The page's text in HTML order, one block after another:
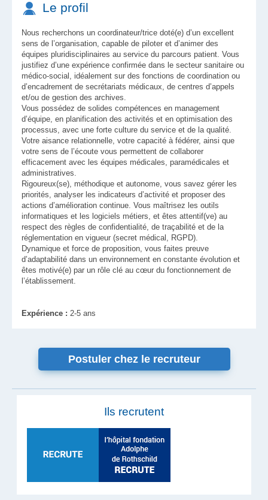
Le profil
Nous recherchons un coordinateur/trice doté(e) d’un excellent
sens de l’organisation, capable de piloter et d’animer des
équipes pluridisciplinaires au service du parcours patient. Vous
justifiez d’une expérience confirmée dans le secteur sanitaire ou
médico-social, idéalement sur des fonctions de coordination ou
d’encadrement de secrétariats médicaux, de centres d’appels
et/ou de gestion des archives.
Vous possédez de solides compétences en management
d’équipe, en planification des activités et en optimisation des
processus, avec une forte culture du service et de la qualité.
Votre aisance relationnelle, votre capacité à fédérer, ainsi que
votre sens de l’écoute vous permettent de collaborer
efficacement avec les équipes médicales, paramédicales et
administratives.
Rigoureux(se), méthodique et autonome, vous savez gérer les
priorités, analyser les indicateurs d’activité et proposer des
actions d’amélioration continue. Vous maîtrisez les outils
informatiques et les logiciels métiers, et êtes attentif(ve) au
respect des règles de confidentialité, de traçabilité et de la
réglementation en vigueur (secret médical, RGPD).
Dynamique et force de proposition, vous faites preuve
d’adaptabilité dans un environnement en constante évolution et
êtes motivé(e) par un rôle clé au cœur du fonctionnement de
l’établissement.
Expérience : 2-5 ans
Postuler chez le recruteur
Ils recrutent